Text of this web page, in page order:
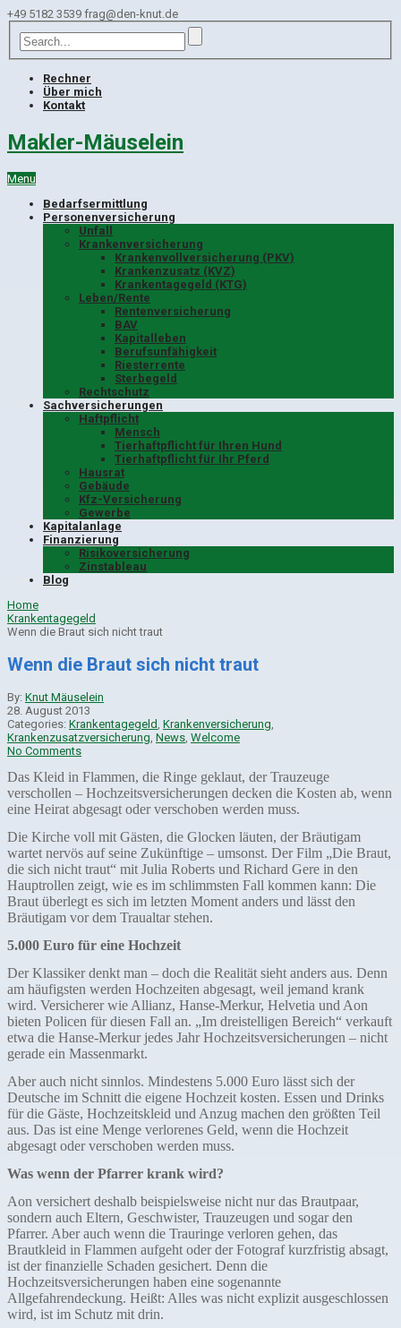
+49 5182 3539 frag@den-knut.de
Rechner
Über mich
Kontakt
Makler-Mäuselein
Menu
Bedarfsermittlung
Personenversicherung
Unfall
Krankenversicherung
Krankenvollversicherung (PKV)
Krankenzusatz (KVZ)
Krankentagegeld (KTG)
Leben/Rente
Rentenversicherung
BAV
Kapitalleben
Berufsunfähigkeit
Riesterrente
Sterbegeld
Rechtschutz
Sachversicherungen
Haftpflicht
Mensch
Tierhaftpflicht für Ihren Hund
Tierhaftpflicht für Ihr Pferd
Hausrat
Gebäude
Kfz-Versicherung
Gewerbe
Kapitalanlage
Finanzierung
Risikoversicherung
Zinstableau
Blog
Home
Krankentagegeld
Wenn die Braut sich nicht traut
Wenn die Braut sich nicht traut
By: Knut Mäuselein
28. August 2013
Categories: Krankentagegeld Krankenversicherung
Krankenzusatzversicherung News Welcome
No Comments
Das Kleid in Flammen, die Ringe geklaut, der Trauzeuge
verschollen – Hochzeitsversicherungen decken die Kosten ab, wenn
eine Heirat abgesagt oder verschoben werden muss.
Die Kirche voll mit Gästen, die Glocken läuten, der Bräutigam
wartet nervös auf seine Zukünftige – umsonst. Der Film „Die Braut,
die sich nicht traut“ mit Julia Roberts und Richard Gere in den
Hauptrollen zeigt, wie es im schlimmsten Fall kommen kann: Die
Braut überlegt es sich im letzten Moment anders und lässt den
Bräutigam vor dem Traualtar stehen.
5.000 Euro für eine Hochzeit
Der Klassiker denkt man – doch die Realität sieht anders aus. Denn
am häufigsten werden Hochzeiten abgesagt, weil jemand krank
wird. Versicherer wie Allianz, Hanse-Merkur, Helvetia und Aon
bieten Policen für diesen Fall an. „Im dreistelligen Bereich“ verkauft
etwa die Hanse-Merkur jedes Jahr Hochzeitsversicherungen – nicht
gerade ein Massenmarkt.
Aber auch nicht sinnlos. Mindestens 5.000 Euro lässt sich der
Deutsche im Schnitt die eigene Hochzeit kosten. Essen und Drinks
für die Gäste, Hochzeitskleid und Anzug machen den größten Teil
aus. Das ist eine Menge verlorenes Geld, wenn die Hochzeit
abgesagt oder verschoben werden muss.
Was wenn der Pfarrer krank wird?
Aon versichert deshalb beispielsweise nicht nur das Brautpaar,
sondern auch Eltern, Geschwister, Trauzeugen und sogar den
Pfarrer. Aber auch wenn die Trauringe verloren gehen, das
Brautkleid in Flammen aufgeht oder der Fotograf kurzfristig absagt,
ist der finanzielle Schaden gesichert. Denn die
Hochzeitsversicherungen haben eine sogenannte
Allgefahrendeckung. Heißt: Alles was nicht explizit ausgeschlossen
wird, ist im Schutz mit drin.